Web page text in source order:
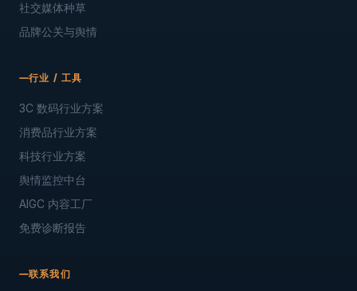
社交媒体种草
品牌公关与舆情
行业 / 工具
3C 数码行业方案
消费品行业方案
科技行业方案
舆情监控中台
AIGC 内容工厂
免费诊断报告
联系我们